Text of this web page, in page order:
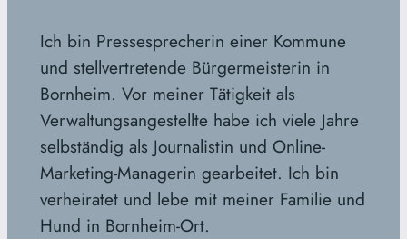
Ich bin Pressesprecherin einer Kommune
und stellvertretende Bürgermeisterin in
Bornheim. Vor meiner Tätigkeit als
Verwaltungsangestellte habe ich viele Jahre
selbständig als Journalistin und Online-
Marketing-Managerin gearbeitet. Ich bin
verheiratet und lebe mit meiner Familie und
Hund in Bornheim-Ort.